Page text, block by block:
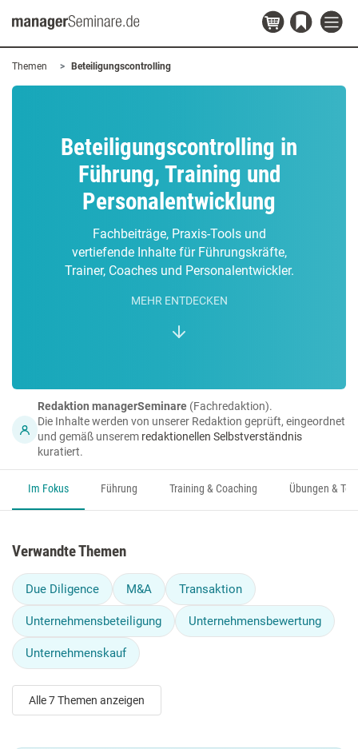
Themen Beteiligungscontrolling
Beteiligungscontrolling in
Führung, Training und
Personalentwicklung
Fachbeiträge, Praxis-Tools und
vertiefende Inhalte für Führungskräfte,
Trainer, Coaches und Personalentwickler.
MEHR ENTDECKEN
Redaktion managerSeminare (Fachredaktion).
Die Inhalte werden von unserer Redaktion geprüft, eingeordnet
und gemäß unserem redaktionellen Selbstverständnis
kuratiert.
Im Fokus Führung Training & Coaching Übungen &
Verwandte Themen
Due Diligence M&A Transaktion
Unternehmensbeteiligung Unternehmensbewertung
Unternehmenskauf
Alle 7 Themen anzeigen